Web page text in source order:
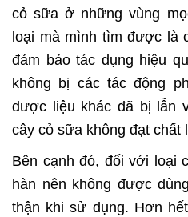
cỏ sữa ở những vùng
loại mà mình tìm được là
đảm bảo tác dụng hiệu
không bị các tác động
dược liệu khác đã bị lẫn
cây cỏ sữa không đạt chất
Bên cạnh đó, đối với loại
hàn nên không được
thận khi sử dụng. Hơn